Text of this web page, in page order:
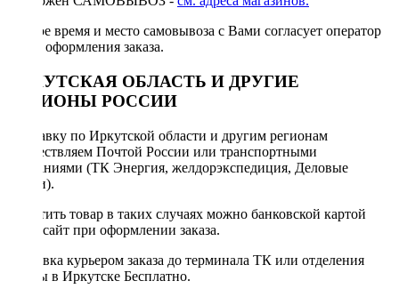
Точное время и место самовывоза с Вами согласует оператор
после оформления заказа.
ИРКУТСКАЯ ОБЛАСТЬ И ДРУГИЕ
РЕГИОНЫ РОССИИ
Отправку по Иркутской области и другим регионам
осуществляем Почтой России или транспортными
компаниями (ТК Энергия, желдорэкспедиция, Деловые
линии).
Оплатить товар в таких случаях можно банковской картой
через сайт при оформлении заказа.
Доставка курьером заказа до терминала ТК или отделения
Почты в Иркутске Бесплатно.